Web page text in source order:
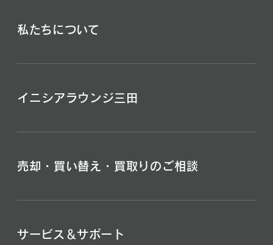
私たちについて
イニシアラウンジ三田
売却・買い替え・買取りのご相談
サービス＆サポート